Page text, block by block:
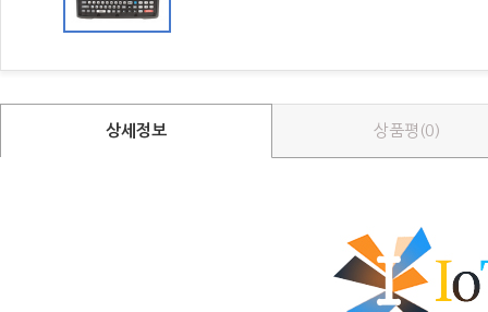
상세정보 상품평(0)